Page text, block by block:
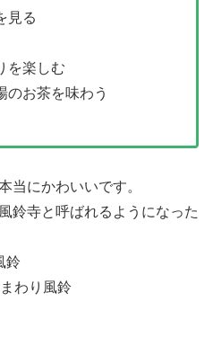
見る
を楽しむ
のお茶を味わう
当にかわいいです。
鈴寺と呼ばれるようになった
鈴
わり風鈴